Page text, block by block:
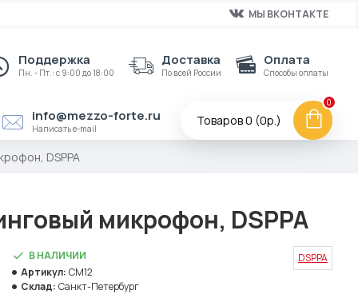
МЫ ВКОНТАКТЕ
Поддержка
Пн. - Пт.: с 9:00 до 18:00
Доставка
По всей России
Оплата
Способы оплаты
info@mezzo-forte.ru
Написать e-mail
Товаров 0 (0р.)
0
DSPPA
микрофон, DSPPA
В НАЛИЧИИ
Артикул: CM12
Склад: Санкт-Петербург
DSPPA